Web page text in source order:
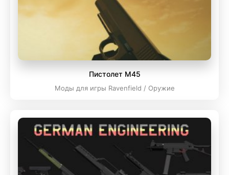
Пистолет M45
Моды для игры Ravenfield / Оружие